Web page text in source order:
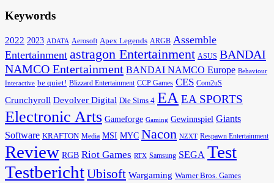
Keywords
2022 2023 ADATA Aerosoft Apex Legends ARGB Assemble
Entertainment astragon Entertainment ASUS BANDAI
NAMCO Entertainment BANDAI NAMCO Europe Behaviour
Interactive be quiet! Blizzard Entertainment CCP Games CES Com2uS
Crunchyroll Devolver Digital Die Sims 4 EAEA SPORTS
Electronic Arts Gameforge Gaming Gewinnspiel Giants
Software KRAFTON Media MSI MYC Nacon NZXT Respawn Entertainment
Review RGB Riot Games RTX Samsung SEGA Test
TestberichtUbisoft Wargaming Warner Bros. Games